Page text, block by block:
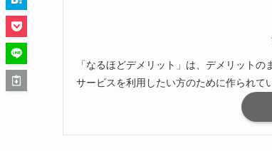
「なるほどデメリット」は、デメリット
サービスを利用したい方のために作られて